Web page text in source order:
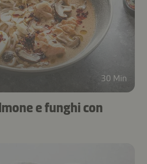
30 Min
e funghi con